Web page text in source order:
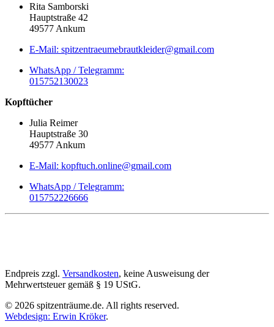
Rita Samborski
Hauptstraße 42
49577 Ankum
E-Mail: spitzentraeumebrautkleider@gmail.com
WhatsApp / Telegramm:
015752130023
Kopftücher
Julia Reimer
Hauptstraße 30
49577 Ankum
E-Mail: kopftuch.online@gmail.com
WhatsApp / Telegramm:
015752226666
Endpreis zzgl. Versandkosten, keine Ausweisung der
Mehrwertsteuer gemäß § 19 UStG.
© 2026 spitzenträume.de. All rights reserved.
Webdesign: Erwin Kröker.